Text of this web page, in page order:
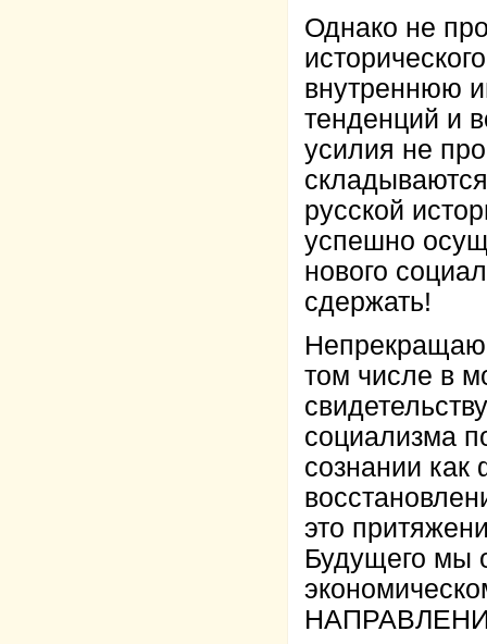
Однако не
внутреннюю
тенденций и
усилия не
русской
успешно
нового
сдержать!
том числе в
социализма
сознании
это
Будущего мы